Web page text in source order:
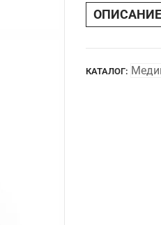
Biobladex®
ОПИСАНИЕ
КАТАЛОГ: